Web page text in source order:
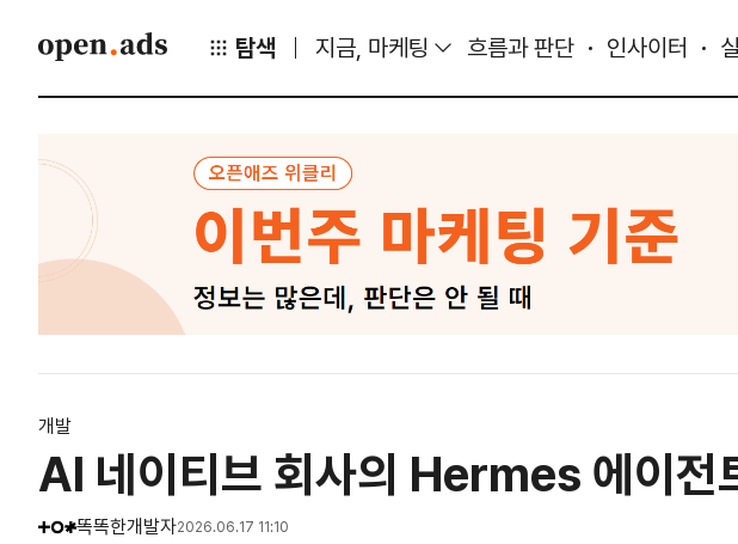
탐색 지금, 마케팅 흐름과 판단 인사이터
개발
AI 네이티브 회사의 Hermes 에이전
똑똑한개발자2026.06.17 11:10